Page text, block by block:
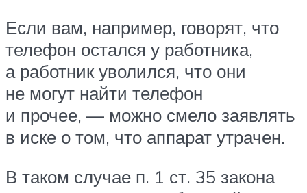
Если вам, например, говорят, что
телефон остался у работника,
а работник уволился, что они
не могут найти телефон
и прочее, — можно смело заявлять
в иске о том, что аппарат утрачен.
В таком случае п. 1 ст. 35 закона